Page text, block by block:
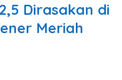
Dirasakan di
Meriah